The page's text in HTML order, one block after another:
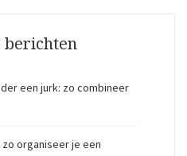
berichten
een jurk: zo combineer
organiseer je een